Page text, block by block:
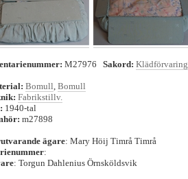
M27976 Sakord: Klädförvaring
Bomull, Bomull
Fabrikstillv.
1940-tal
m27898
ägare: Mary Höij Timrå Timrå
:
: Torgun Dahlenius Örnsköldsvik